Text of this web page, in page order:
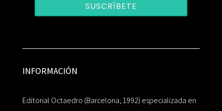
SUSCRÍBETE
INFORMACIÓN
Editorial Octaedro (Barcelona, 1992) especializada en